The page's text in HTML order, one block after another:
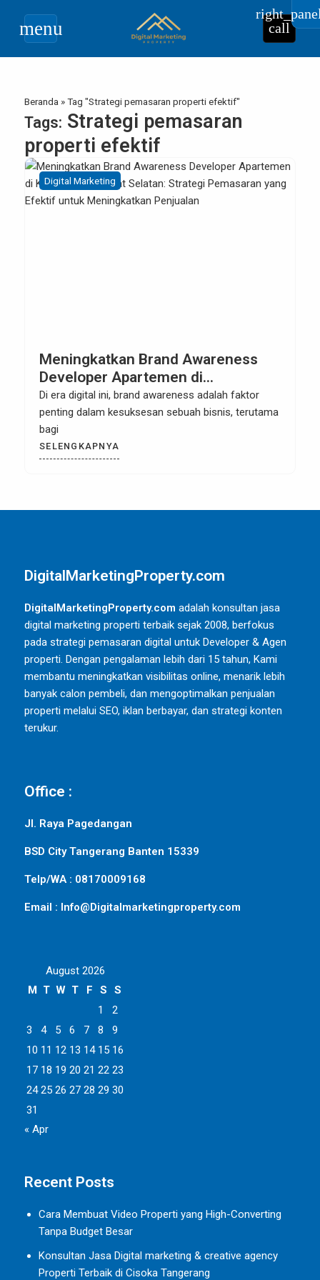
menu call
Beranda »Tag "Strategi pemasaran properti efektif"
Tags: Strategi pemasaran
properti efektif
Digital Marketing
Meningkatkan Brand Awareness
Developer Apartemen di
Kecamatan Ciputat Selatan:
Strategi Pemasaran yang Efektif
untuk Meningkatkan Penjualan
Di era digital ini, brand awareness adalah faktor
penting dalam kesuksesan sebuah bisnis, terutama
bagi
SELENGKAPNYA
DigitalMarketingProperty.com
DigitalMarketingProperty.com adalah konsultan jasa
digital marketing properti terbaik sejak 2008, berfokus
pada strategi pemasaran digital untuk Developer & Agen
properti. Dengan pengalaman lebih dari 15 tahun, Kami
membantu meningkatkan visibilitas online, menarik lebih
banyak calon pembeli, dan mengoptimalkan penjualan
properti melalui SEO, iklan berbayar, dan strategi konten
terukur.
Office :
Jl. Raya Pagedangan
BSD City Tangerang Banten 15339
Telp/WA : 08170009168
Email : Info@Digitalmarketingproperty.com
August 2026
M T W T F S
S
1
2
3
4 5 6 7 8
9
10 11 12 13 14 15 16
17 18 19 20 21 22 23
24 25 26 27 28 29 30
31
« Apr
Recent Posts
Cara Membuat Video Properti yang High-Converting
Tanpa Budget Besar
Konsultan Jasa Digital marketing & creative agency
Properti Terbaik di Cisoka Tangerang